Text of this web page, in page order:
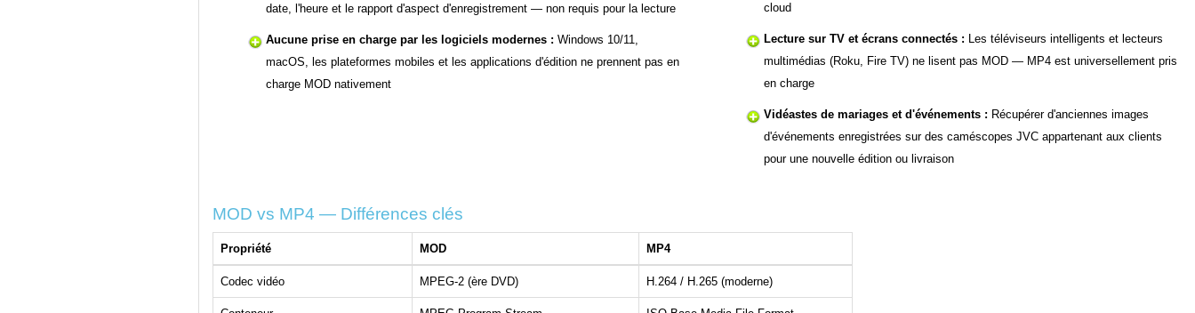
date, l'heure et le rapport d'aspect d'enregistrement — non requis pour la lecture
Aucune prise en charge par les logiciels modernes : Windows 10/11,
macOS, les plateformes mobiles et les applications d'édition ne prennent pas en
charge MOD nativement
cloud
Lecture sur TV et écrans connectés : Les téléviseurs intelligents et lecteurs
multimédias (Roku, Fire TV) ne lisent pas MOD — MP4 est universellement pris
en charge
Vidéastes de mariages et d'événements : Récupérer d'anciennes images
d'événements enregistrées sur des caméscopes JVC appartenant aux clients
pour une nouvelle édition ou livraison
MOD vs MP4 — Différences clés
Propriété MOD MP4
Codec vidéo MPEG-2 (ère DVD) H.264 / H.265 (moderne)